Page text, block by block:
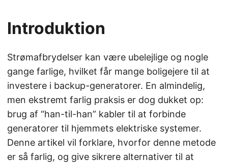
Introduktion
Strømafbrydelser kan være ubelejlige og nogle
gange farlige, hvilket får mange boligejere til at
investere i backup-generatorer. En almindelig,
men ekstremt farlig praksis er dog dukket op:
brug af “han-til-han” kabler til at forbinde
generatorer til hjemmets elektriske systemer.
Denne artikel vil forklare, hvorfor denne metode
er så farlig, og give sikrere alternativer til at